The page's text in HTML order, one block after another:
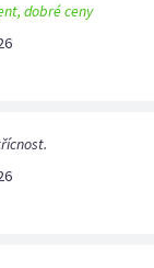
dobré ceny